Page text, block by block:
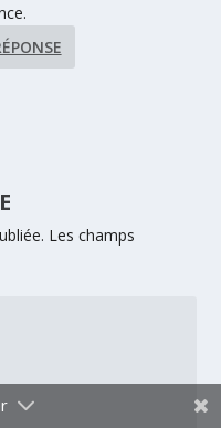
Les champs